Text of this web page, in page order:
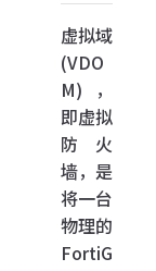
虚拟域
(VDO
M)，
即虚拟
防火
墙，是
将一台
物理的
FortiG